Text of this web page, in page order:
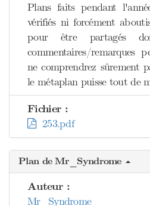
Plans faits pendant
vérifiés ni forcément
pour être partagés
commentaires/remarques
ne comprendrez sûrement
le métaplan puisse tout de
Fichier :
253.pdf
Plan de Mr_Syndrome
Auteur :
Mr_Syndrome